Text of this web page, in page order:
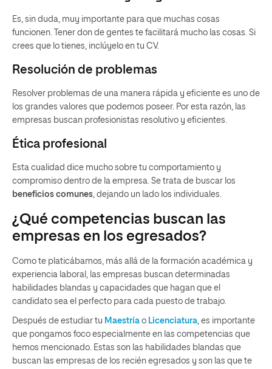
Es, sin duda, muy importante para que muchas cosas
funcionen. Tener don de gentes te facilitará mucho las cosas. Si
crees que lo tienes, inclúyelo en tu CV.
Resolución de problemas
Resolver problemas de una manera rápida y eficiente es uno de
los grandes valores que podemos poseer. Por esta razón, las
empresas buscan profesionistas resolutivo y eficientes.
Ética profesional
Esta cualidad dice mucho sobre tu comportamiento y
compromiso dentro de la empresa. Se trata de buscar los
beneficios comunes , dejando un lado los individuales.
¿Qué competencias buscan las
empresas en los egresados?
Como te platicábamos, más allá de la formación académica y
experiencia laboral, las empresas buscan determinadas
habilidades blandas y capacidades que hagan que el
candidato sea el perfecto para cada puesto de trabajo.
Después de estudiar tu Maestría o Licenciatura , es importante
que pongamos foco especialmente en las competencias que
hemos mencionado. Estas son las habilidades blandas que
buscan las empresas de los recién egresados y son las que te